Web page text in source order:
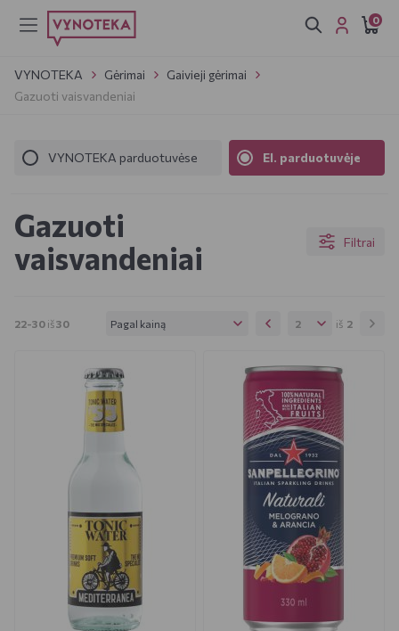
0
VYNOTEKA Gėrimai
Gaivieji gėrimai
Gazuoti vaisvandeniai
VYNOTEKA parduotuvėse El. parduotuvėje
Gazuoti
vaisvandeniai
Filtrai
Pagal kainą 2 iš 2
22-30 iš30